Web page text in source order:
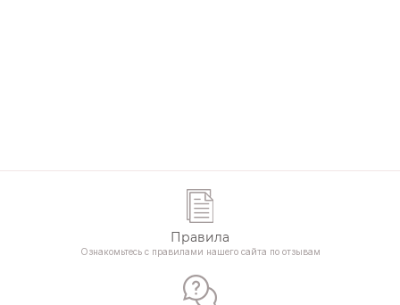
Правила
Ознакомьтесь с правилами нашего сайта по отзывам